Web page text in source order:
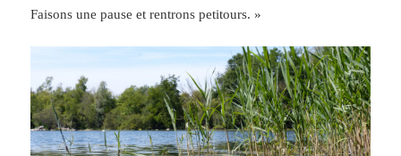
Faisons une pause et rentrons petitours. »